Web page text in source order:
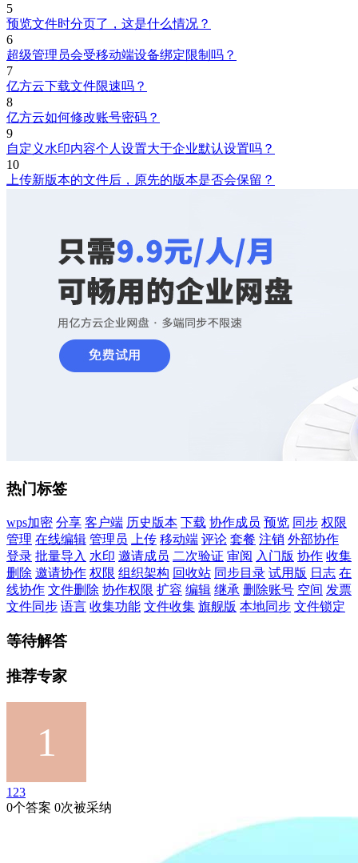
5
预览文件时分页了，这是什么情况？
6
超级管理员会受移动端设备绑定限制吗？
7
亿方云下载文件限速吗？
8
亿方云如何修改账号密码？
9
自定义水印内容个人设置大于企业默认设置吗？
10
上传新版本的文件后，原先的版本是否会保留？
热门标签
wps加密 分享 客户端 历史版本 下载 协作成员 预览 同步 权限
管理 在线编辑 管理员 上传 移动端 评论 套餐 注销 外部协作
登录 批量导入 水印 邀请成员 二次验证 审阅 入门版 协作 收集
删除 邀请协作 权限 组织架构 回收站 同步目录 试用版 日志 在
线协作 文件删除 协作权限 扩容 编辑 继承 删除账号 空间 发票
文件同步 语言 收集功能 文件收集 旗舰版 本地同步 文件锁定
等待解答
推荐专家
123
0个答案 0次被采纳